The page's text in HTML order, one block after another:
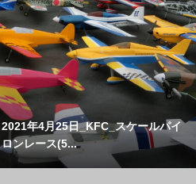
2021年4月25日_KFC_スケールパイ
ロンレース(5...